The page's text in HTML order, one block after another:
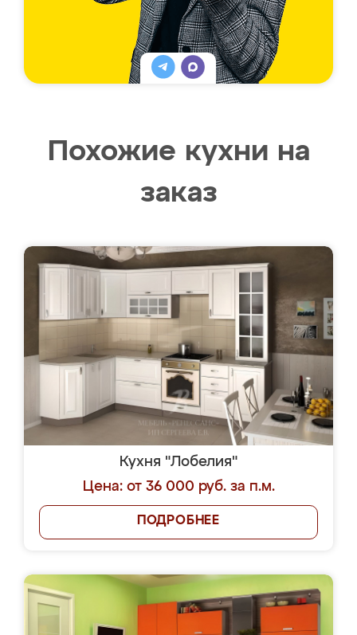
Похожие кухни на
заказ
Кухня "Лобелия"
Цена: от 36 000 руб. за п.м.
ПОДРОБНЕЕ